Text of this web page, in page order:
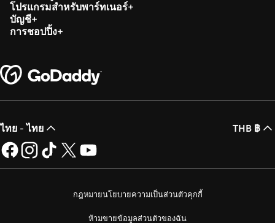
โปรแกรมสำหรับพาร์ทเนอร์
บัญชี
การชอปปิ้ง
ไทย - ไทย THB ฿
กฎหมายนโยบายความเป็นส่วนตัวคุกกี้
ห้ามขายข้อมูลส่วนตัวของฉัน